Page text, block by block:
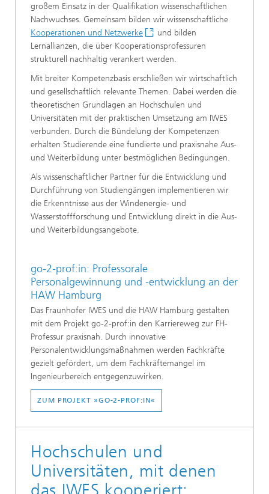
großem Einsatz in der Qualifikation wissenschaftlichen
Nachwuchses. Gemeinsam bilden wir wissenschaftliche
Kooperationen und Netzwerke
und bilden
Lernallianzen, die über Kooperationsprofessuren
strukturell nachhaltig verankert werden.
Mit breiter Kompetenzbasis erschließen wir wirtschaftlich
und gesellschaftlich relevante Themen. Dabei werden die
theoretischen Grundlagen an Hochschulen und
Universitäten mit der praktischen Umsetzung am IWES
verbunden. Durch die Bündelung der Kompetenzen
erhalten Studierende eine fundierte und praxisnahe Aus-
und Weiterbildung unter bestmöglichen Bedingungen.
Als wissenschaftlicher Partner für die Entwicklung und
Durchführung von Studiengängen implementieren wir
die Erkenntnisse aus der Windenergie- und
Wasserstoffforschung und Entwicklung direkt in die Aus-
und Weiterbildungsangebote.
go-2-prof:in: Professorale
Personalgewinnung und -entwicklung an der
HAW Hamburg
Das Fraunhofer IWES und die HAW Hamburg gestalten
mit dem Projekt go-2-prof:in den Karriereweg zur FH-
Professur praxisnah. Durch innovative
Personalentwicklungsmaßnahmen werden Fachkräfte
gezielt gefördert, um dem Fachkräftemangel im
Ingenieurbereich entgegenzuwirken.
ZUM PROJEKT »GO-2-PROF:IN«
Hochschulen und
Universitäten, mit denen